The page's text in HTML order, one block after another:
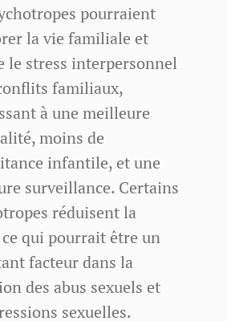
pourraient
la vie familiale et
le stress interpersonnel
familiaux,
à une meilleure
moins de
infantile, et une
surveillance. Certains
réduisent la
qui pourrait être un
facteur dans la
des abus sexuels et
sexuelles.